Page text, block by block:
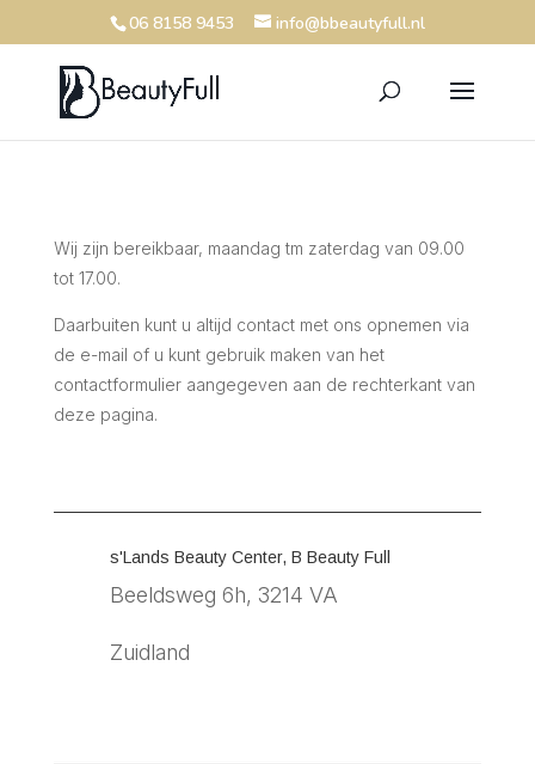
06 8158 9453 info@bbeautyfull.nl
Wij zijn bereikbaar, maandag tm zaterdag van 09.00
tot 17.00.
Daarbuiten kunt u altijd contact met ons opnemen via
de e-mail of u kunt gebruik maken van het
contactformulier aangegeven aan de rechterkant van
deze pagina.
s'Lands Beauty Center, B Beauty Full
Beeldsweg 6h, 3214 VA
Zuidland